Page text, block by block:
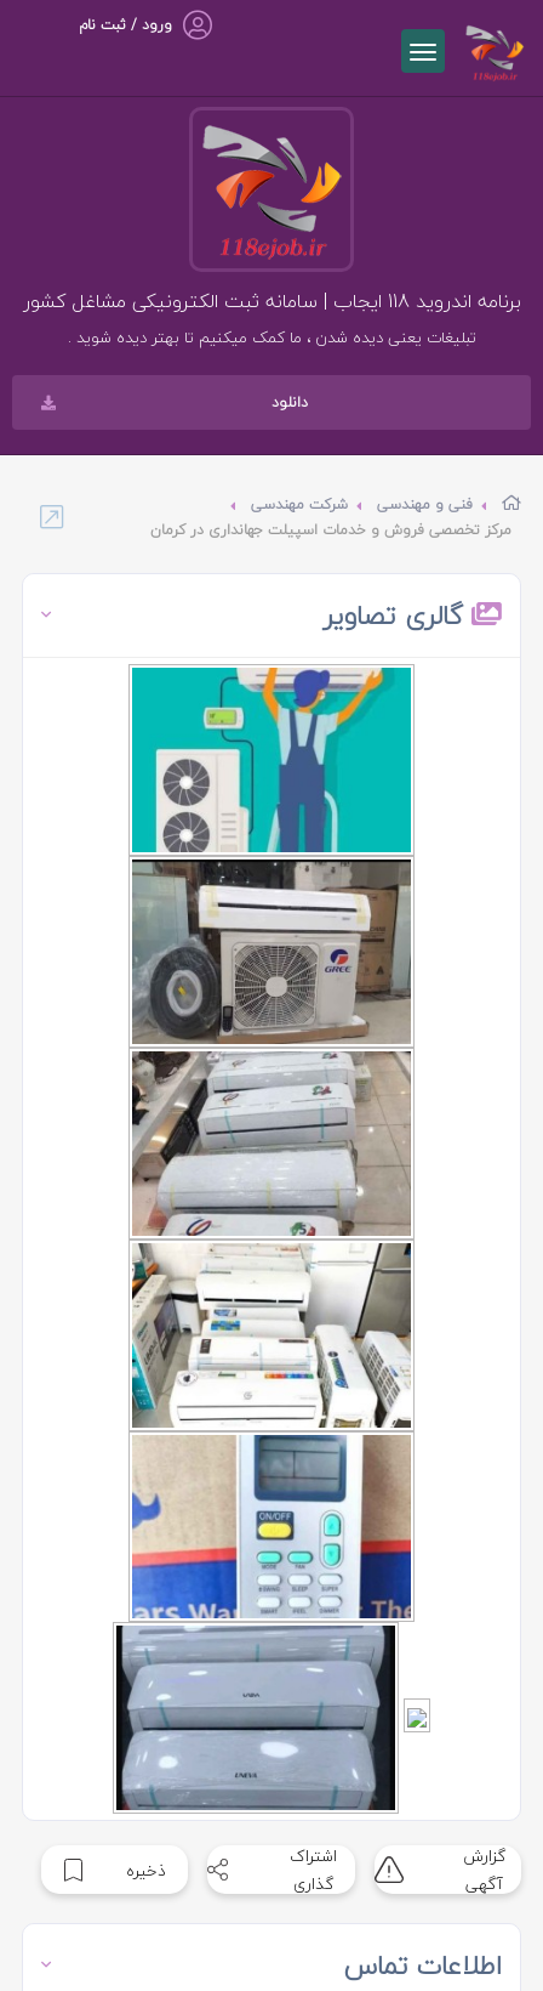
ورود / ثبت نام
برنامه اندروید 118 ایجاب | سامانه ثبت الکترونیکی مشاغل کشور
تبلیغات یعنی دیده شدن ، ما کمک میکنیم تا بهتر دیده شوید .
دانلود
فنی و مهندسی
شرکت مهندسی
مرکز تخصصی فروش و خدمات اسپیلت جهانداری در کرمان
گالری تصاویر
گزارش
آگهی
اشتراک
گذاری
ذخیره
اطلاعات تماس